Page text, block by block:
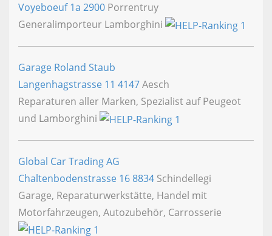
Voyeboeuf 1a 2900 Porrentruy
Generalimporteur Lamborghini
Garage Roland Staub
Langenhagstrasse 11 4147Aesch
Reparaturen aller Marken, Spezialist auf Peugeot
und Lamborghini
Global Car Trading AG
Chaltenbodenstrasse 168834 Schindellegi
Garage, Reparaturwerkstätte, Handel mit
Motorfahrzeugen, Autozubehör, Carrosserie